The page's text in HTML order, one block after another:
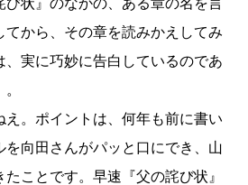
ラー伝説』
あの本に会いたい（新潮新
日本」をたどって
び状』のなかの、ある章の名を言
てから、その章を読みかえしてみ
、実に巧妙に告白しているのであ
。ポイントは、何年も前に書い
を向田さんがパッと口にでき、山
ことです。早速『父の詫び状』